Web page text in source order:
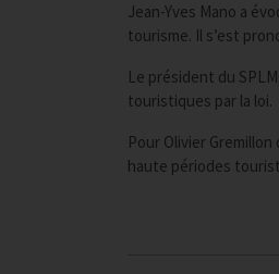
Jean-Yves Mano a
tourisme. Il s’est
Le président du
touristiques par la loi.
Pour Olivier
haute périodes